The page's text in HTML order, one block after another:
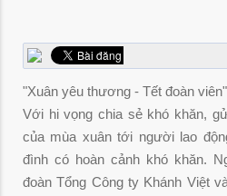
"Xuân yêu thương - Tết đoàn viên"
Với hi vọng chia sẻ khó khăn,
của mùa xuân tới người lao
đình có hoàn cảnh khó khăn.
đoàn Tổng Công ty Khánh Việt